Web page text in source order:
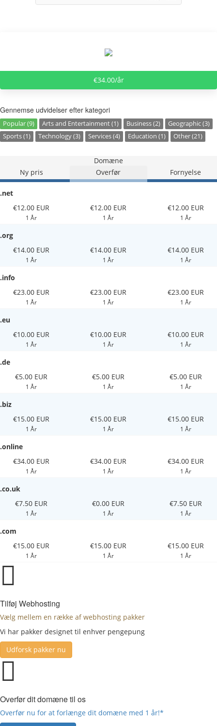
€34.00/år
Gennemse udvidelser efter kategori
Popular (9) Arts and Entertainment (1) Business (2)
Geographic (3)
Sports (1)
Technology (3) Services (4) Education (1) Other (21)
Domæne
Ny pris
Overfør Fornyelse
.net
€12.00 EUR
1 År
€12.00 EUR
1 År
€12.00 EUR
1 År
.org
€14.00 EUR
1 År
€14.00 EUR
1 År
€14.00 EUR
1 År
.info
€23.00 EUR
1 År
€23.00 EUR
1 År
€23.00 EUR
1 År
.eu
€10.00 EUR
1 År
€10.00 EUR
1 År
€10.00 EUR
1 År
.de
€5.00 EUR
1 År
€5.00 EUR
1 År
€5.00 EUR
1 År
.biz
€15.00 EUR
1 År
€15.00 EUR
1 År
€15.00 EUR
1 År
.online
€34.00 EUR
1 År
€34.00 EUR
1 År
€34.00 EUR
1 År
.co.uk
€7.50 EUR
1 År
€0.00 EUR
1 År
€7.50 EUR
1 År
.com
€15.00 EUR
1 År
€15.00 EUR
1 År
€15.00 EUR
1 År
Tilføj Webhosting
Vælg mellem en række af webhosting pakker
Vi har pakker designet til enhver pengepung
Udforsk pakker nu
Overfør dit domæne til os
Overfør nu for at forlænge dit domæne med 1 år!*